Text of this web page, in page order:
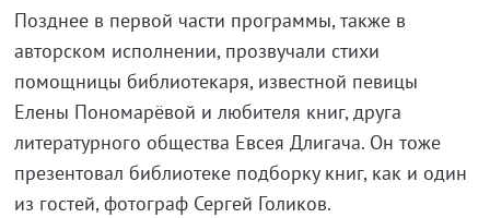
Позднее в первой части программы, также в
авторском исполнении, прозвучали стихи
помощницы библиотекаря, известной певицы
Елены Пономарёвой и любителя книг, друга
литературного общества Евсея Длигача. Он тоже
презентовал библиотеке подборку книг, как и один
из гостей, фотограф Сергей Голиков.